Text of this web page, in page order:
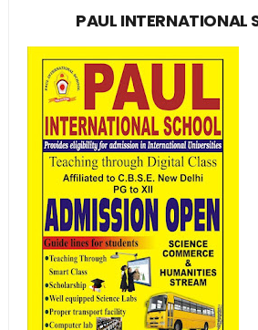
PAUL INTERNATIONAL